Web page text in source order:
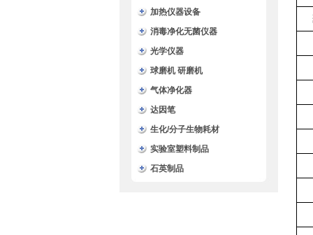
加热仪器设备
消毒净化无菌仪器
光学仪器
球磨机 研磨机
气体净化器
达因笔
生化/分子生物耗材
实验室塑料制品
石英制品